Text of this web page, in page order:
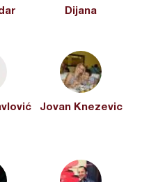
Dijana
Jovan Knezevic